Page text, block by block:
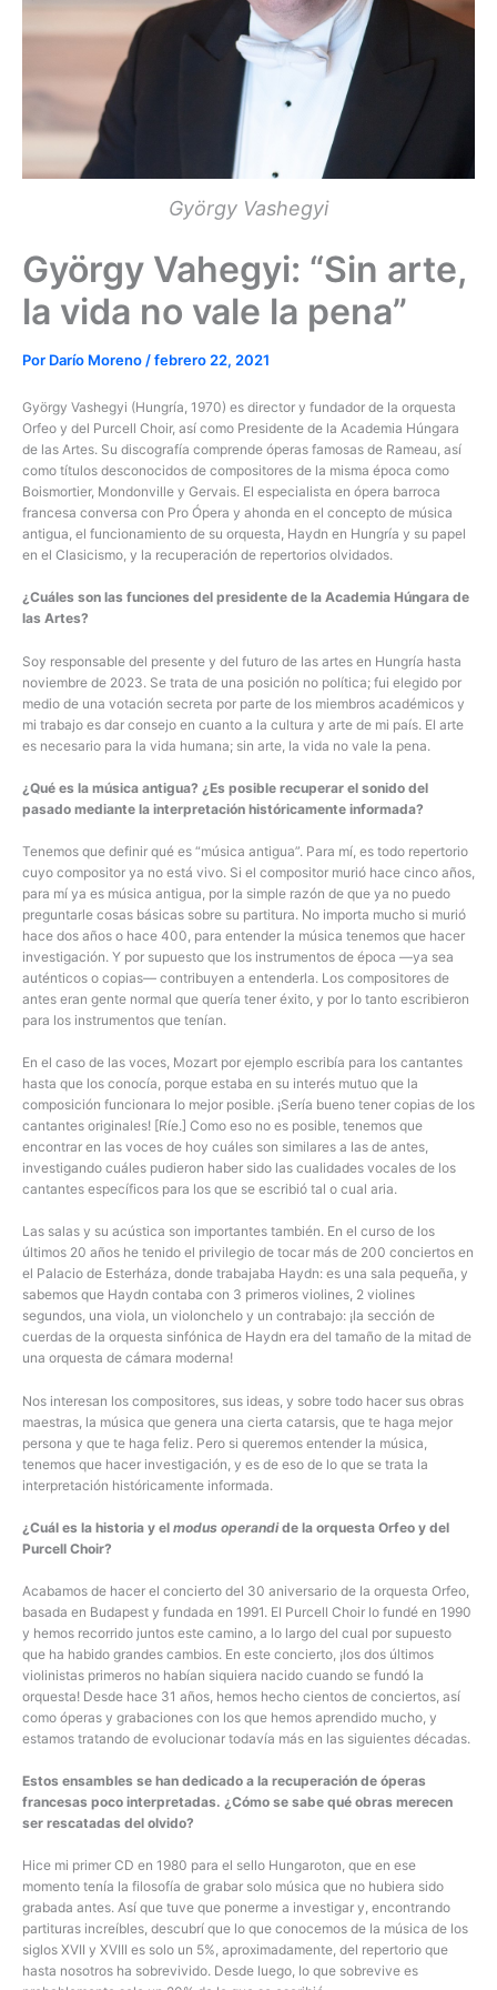
György Vashegyi
György Vahegyi: “Sin arte,
la vida no vale la pena”
Por Darío Moreno/febrero 22, 2021
György Vashegyi (Hungría, 1970) es director y fundador de la orquesta
Orfeo y del Purcell Choir, así como Presidente de la Academia Húngara
de las Artes. Su discografía comprende óperas famosas de Rameau, así
como títulos desconocidos de compositores de la misma época como
Boismortier, Mondonville y Gervais. El especialista en ópera barroca
francesa conversa con Pro Ópera y ahonda en el concepto de música
antigua, el funcionamiento de su orquesta, Haydn en Hungría y su papel
en el Clasicismo, y la recuperación de repertorios olvidados.
¿Cuáles son las funciones del presidente de la Academia Húngara de
las Artes?
Soy responsable del presente y del futuro de las artes en Hungría hasta
noviembre de 2023. Se trata de una posición no política; fui elegido por
medio de una votación secreta por parte de los miembros académicos y
mi trabajo es dar consejo en cuanto a la cultura y arte de mi país. El arte
es necesario para la vida humana; sin arte, la vida no vale la pena.
¿Qué es la música antigua? ¿Es posible recuperar el sonido del
pasado mediante la interpretación históricamente informada?
Tenemos que definir qué es “música antigua”. Para mí, es todo repertorio
cuyo compositor ya no está vivo. Si el compositor murió hace cinco años,
para mí ya es música antigua, por la simple razón de que ya no puedo
preguntarle cosas básicas sobre su partitura. No importa mucho si murió
hace dos años o hace 400, para entender la música tenemos que hacer
investigación. Y por supuesto que los instrumentos de época —ya sea
auténticos o copias— contribuyen a entenderla. Los compositores de
antes eran gente normal que quería tener éxito, y por lo tanto escribieron
para los instrumentos que tenían.
En el caso de las voces, Mozart por ejemplo escribía para los cantantes
hasta que los conocía, porque estaba en su interés mutuo que la
composición funcionara lo mejor posible. ¡Sería bueno tener copias de los
cantantes originales! [Ríe.] Como eso no es posible, tenemos que
encontrar en las voces de hoy cuáles son similares a las de antes,
investigando cuáles pudieron haber sido las cualidades vocales de los
cantantes específicos para los que se escribió tal o cual aria.
Las salas y su acústica son importantes también. En el curso de los
últimos 20 años he tenido el privilegio de tocar más de 200 conciertos en
el Palacio de Esterháza, donde trabajaba Haydn: es una sala pequeña, y
sabemos que Haydn contaba con 3 primeros violines, 2 violines
segundos, una viola, un violonchelo y un contrabajo: ¡la sección de
cuerdas de la orquesta sinfónica de Haydn era del tamaño de la mitad de
una orquesta de cámara moderna!
Nos interesan los compositores, sus ideas, y sobre todo hacer sus obras
maestras, la música que genera una cierta catarsis, que te haga mejor
persona y que te haga feliz. Pero si queremos entender la música,
tenemos que hacer investigación, y es de eso de lo que se trata la
interpretación históricamente informada.
¿Cuál es la historia y el modus operandide la orquesta Orfeo y del
Purcell Choir?
Acabamos de hacer el concierto del 30 aniversario de la orquesta Orfeo,
basada en Budapest y fundada en 1991. El Purcell Choir lo fundé en 1990
y hemos recorrido juntos este camino, a lo largo del cual por supuesto
que ha habido grandes cambios. En este concierto, ¡los dos últimos
violinistas primeros no habían siquiera nacido cuando se fundó la
orquesta! Desde hace 31 años, hemos hecho cientos de conciertos, así
como óperas y grabaciones con los que hemos aprendido mucho, y
estamos tratando de evolucionar todavía más en las siguientes décadas.
Estos ensambles se han dedicado a la recuperación de óperas
francesas poco interpretadas. ¿Cómo se sabe qué obras merecen
ser rescatadas del olvido?
Hice mi primer CD en 1980 para el sello Hungaroton, que en ese
momento tenía la filosofía de grabar solo música que no hubiera sido
grabada antes. Así que tuve que ponerme a investigar y, encontrando
partituras increíbles, descubrí que lo que conocemos de la música de los
siglos XVII y XVIII es solo un 5%, aproximadamente, del repertorio que
hasta nosotros ha sobrevivido. Desde luego, lo que sobrevive es